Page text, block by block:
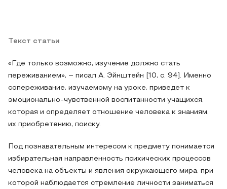
Текст статьи
«Где только возможно, изучение должно стать
переживанием», – писал А. Эйнштейн [10, с. 94]. Именно
сопереживание, изучаемому на уроке, приведет к
эмоционально-чувственной воспитанности учащихся,
которая и определяет отношение человека к знаниям,
их приобретению, поиску.
Под познавательным интересом к предмету понимается
избирательная направленность психических процессов
человека на объекты и явления окружающего мира, при
которой наблюдается стремление личности заниматься